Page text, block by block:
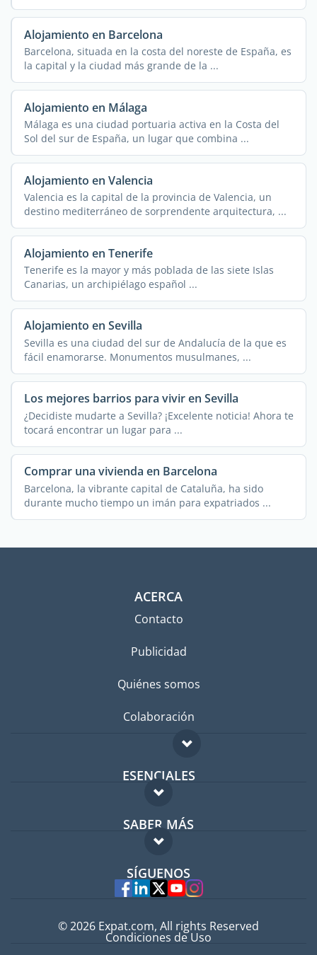
Alojamiento en Barcelona
Barcelona, situada en la costa del noreste de España, es
la capital y la ciudad más grande de la ...
Alojamiento en Málaga
Málaga es una ciudad portuaria activa en la Costa del
Sol del sur de España, un lugar que combina ...
Alojamiento en Valencia
Valencia es la capital de la provincia de Valencia, un
destino mediterráneo de sorprendente arquitectura, ...
Alojamiento en Tenerife
Tenerife es la mayor y más poblada de las siete Islas
Canarias, un archipiélago español ...
Alojamiento en Sevilla
Sevilla es una ciudad del sur de Andalucía de la que es
fácil enamorarse. Monumentos musulmanes, ...
Los mejores barrios para vivir en Sevilla
¿Decidiste mudarte a Sevilla? ¡Excelente noticia! Ahora te
tocará encontrar un lugar para ...
Comprar una vivienda en Barcelona
Barcelona, la vibrante capital de Cataluña, ha sido
durante mucho tiempo un imán para expatriados ...
ACERCA
Contacto
Publicidad
Quiénes somos
Colaboración
ESENCIALES
Foro para expatriados
Guía para expatriados
Trabajos en el extranjero
SABER MÁS
FAQ
Expertos
SÍGUENOS
© 2026 Expat.com, All rights Reserved
Condiciones de Uso